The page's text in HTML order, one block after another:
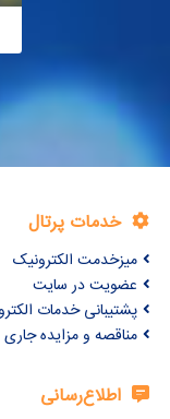
خدمات پرتال
میزخدمت الکترونیک
عضویت در سایت
پشتیبانی خدمات
مناقصه و مزایده جاری
اطلاع‌رسانی